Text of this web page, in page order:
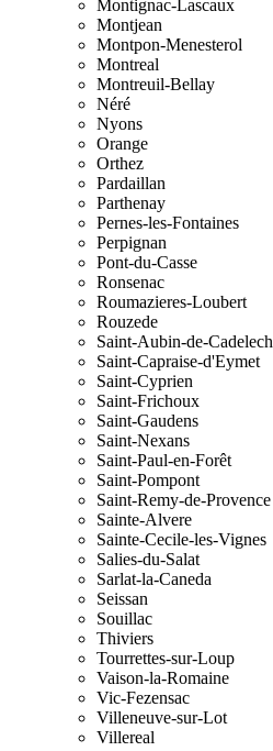
Montignac-Lascaux
Montjean
Montpon-Menesterol
Montreal
Montreuil-Bellay
Néré
Nyons
Orange
Orthez
Pardaillan
Parthenay
Pernes-les-Fontaines
Perpignan
Pont-du-Casse
Ronsenac
Roumazieres-Loubert
Rouzede
Saint-Aubin-de-Cadelech
Saint-Capraise-d'Eymet
Saint-Cyprien
Saint-Frichoux
Saint-Gaudens
Saint-Nexans
Saint-Paul-en-Forêt
Saint-Pompont
Saint-Remy-de-Provence
Sainte-Alvere
Sainte-Cecile-les-Vignes
Salies-du-Salat
Sarlat-la-Caneda
Seissan
Souillac
Thiviers
Tourrettes-sur-Loup
Vaison-la-Romaine
Vic-Fezensac
Villeneuve-sur-Lot
Villereal